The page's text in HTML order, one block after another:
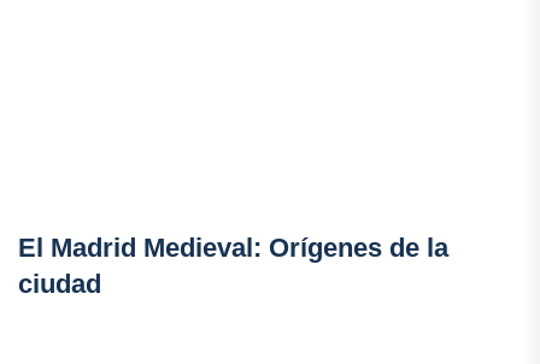
El Madrid Medieval: Orígenes de la
ciudad